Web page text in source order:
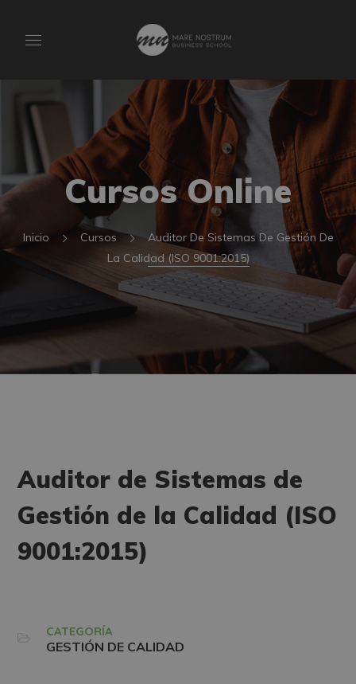
Cursos Online
Inicio Cursos
Auditor De Sistemas De Gestión De
La Calidad (ISO 9001:2015)
Auditor de Sistemas de
Gestión de la Calidad (ISO
9001:2015)
CATEGORÍA
GESTIÓN DE CALIDAD